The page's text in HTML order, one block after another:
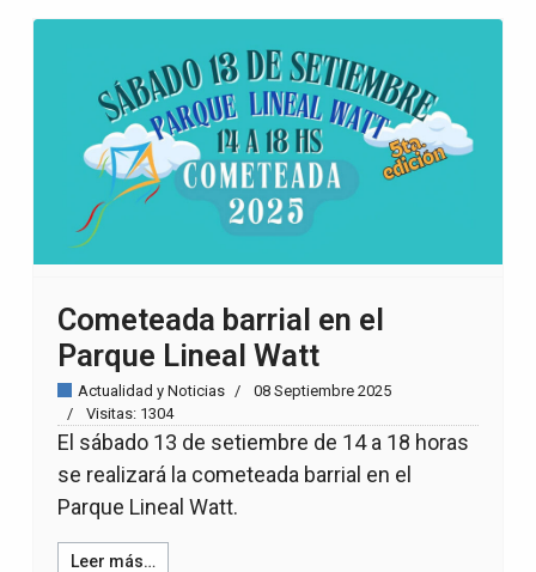
Cometeada barrial en el
Parque Lineal Watt
Actualidad y Noticias
08 Septiembre 2025
Visitas: 1304
El sábado 13 de setiembre de 14 a 18 horas
se realizará la cometeada barrial en el
Parque Lineal Watt.
Leer más…